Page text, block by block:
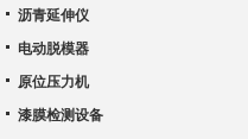
沥青延伸仪
电动脱模器
原位压力机
漆膜检测设备